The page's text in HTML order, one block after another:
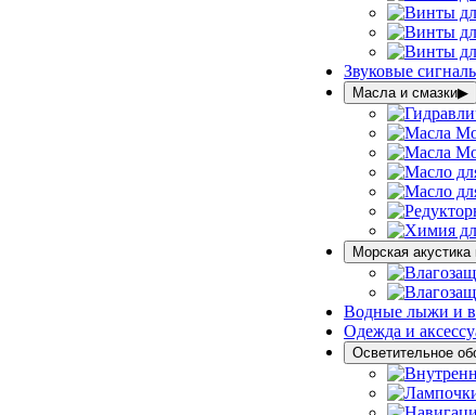
Звуковые
Масла и смазки▶
Морская
Водные лыжи и
Одежда и
Осветительное